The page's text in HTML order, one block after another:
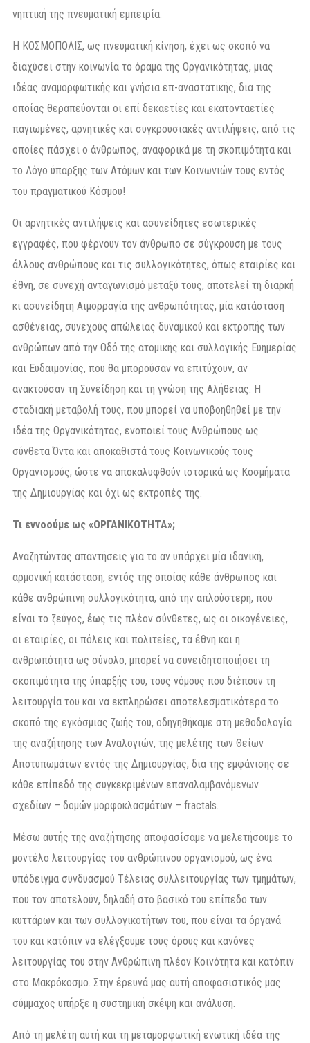
νηπτική της πνευματική εμπειρία.
Η ΚΟΣΜΟΠΟΛΙΣ, ως πνευματική κίνηση, έχει ως σκοπό να
διαχύσει στην κοινωνία το όραμα της Οργανικότητας, μιας
ιδέας αναμορφωτικής και γνήσια επ-αναστατικής, δια της
οποίας θεραπεύονται οι επί δεκαετίες και εκατονταετίες
παγιωμένες, αρνητικές και συγκρουσιακές αντιλήψεις, από τις
οποίες πάσχει ο άνθρωπος, αναφορικά με τη σκοπιμότητα και
το Λόγο ύπαρξης των Ατόμων και των Κοινωνιών τους εντός
του πραγματικού Κόσμου!
Οι αρνητικές αντιλήψεις και ασυνείδητες εσωτερικές
εγγραφές, που φέρνουν τον άνθρωπο σε σύγκρουση με τους
άλλους ανθρώπους και τις συλλογικότητες, όπως εταιρίες και
έθνη, σε συνεχή ανταγωνισμό μεταξύ τους, αποτελεί τη διαρκή
κι ασυνείδητη Αιμορραγία της ανθρωπότητας, μία κατάσταση
ασθένειας, συνεχούς απώλειας δυναμικού και εκτροπής των
ανθρώπων από την Οδό της ατομικής και συλλογικής Ευημερίας
και Ευδαιμονίας, που θα μπορούσαν να επιτύχουν, αν
ανακτούσαν τη Συνείδηση και τη γνώση της Αλήθειας. Η
σταδιακή μεταβολή τους, που μπορεί να υποβοηθηθεί με την
ιδέα της Οργανικότητας, ενοποιεί τους Ανθρώπους ως
σύνθετα Όντα και αποκαθιστά τους Κοινωνικούς τους
Οργανισμούς, ώστε να αποκαλυφθούν ιστορικά ως Κοσμήματα
της Δημιουργίας και όχι ως εκτροπές της.
Τι εννοούμε ως «ΟΡΓΑΝΙΚΟΤΗΤΑ»;
Αναζητώντας απαντήσεις για το αν υπάρχει μία ιδανική,
αρμονική κατάσταση, εντός της οποίας κάθε άνθρωπος και
κάθε ανθρώπινη συλλογικότητα, από την απλούστερη, που
είναι το ζεύγος, έως τις πλέον σύνθετες, ως οι οικογένειες,
οι εταιρίες, οι πόλεις και πολιτείες, τα έθνη και η
ανθρωπότητα ως σύνολο, μπορεί να συνειδητοποιήσει τη
σκοπιμότητα της ύπαρξής του, τους νόμους που διέπουν τη
λειτουργία του και να εκπληρώσει αποτελεσματικότερα το
σκοπό της εγκόσμιας ζωής του, οδηγηθήκαμε στη μεθοδολογία
της αναζήτησης των Αναλογιών, της μελέτης των Θείων
Αποτυπωμάτων εντός της Δημιουργίας, δια της εμφάνισης σε
κάθε επίπεδό της συγκεκριμένων επαναλαμβανόμενων
σχεδίων – δομών μορφοκλασμάτων – fractals.
Μέσω αυτής της αναζήτησης αποφασίσαμε να μελετήσουμε το
μοντέλο λειτουργίας του ανθρώπινου οργανισμού, ως ένα
υπόδειγμα συνδυασμού Τέλειας συλλειτουργίας των τμημάτων,
που τον αποτελούν, δηλαδή στο βασικό του επίπεδο των
κυττάρων και των συλλογικοτήτων του, που είναι τα όργανά
του και κατόπιν να ελέγξουμε τους όρους και κανόνες
λειτουργίας του στην Ανθρώπινη πλέον Κοινότητα και κατόπιν
στο Μακρόκοσμο. Στην έρευνά μας αυτή αποφασιστικός μας
σύμμαχος υπήρξε η συστημική σκέψη και ανάλυση.
Από τη μελέτη αυτή και τη μεταμορφωτική ενωτική ιδέα της